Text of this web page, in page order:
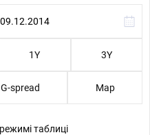
1Y 3Y
G-spread Map
таблиці